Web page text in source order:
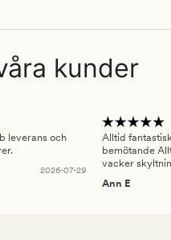
kunder
leverans och
2026-07-29
Alltid
bemötande
vacker
Ann E